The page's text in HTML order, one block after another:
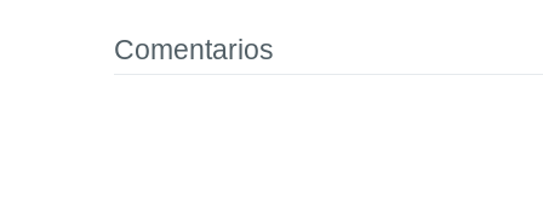
Comentarios